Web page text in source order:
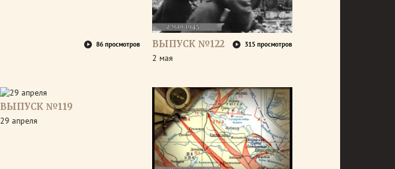
86 просмотров ВЫПУСК №122 315 просмотров
2 мая
ВЫПУСК №119
29 апреля